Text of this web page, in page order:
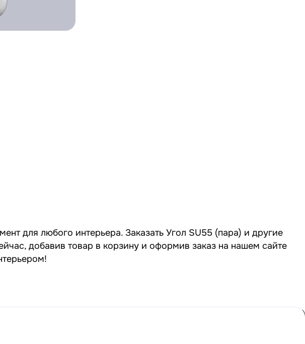
для любого интерьера. Заказать Угол SU55 (пара) и другие
добавив товар в корзину и оформив заказ на нашем сайте